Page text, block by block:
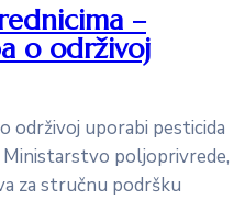
–
o održivoj
održivoj uporabi pesticida
Ministarstvo poljoprivrede,
za stručnu podršku